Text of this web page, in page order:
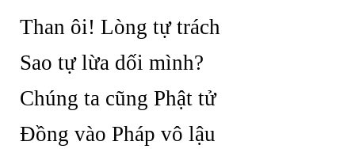
Than ôi! Lòng tự trách
Sao tự lừa dối mình?
Chúng ta cũng Phật tử
Đồng vào Pháp vô lậu